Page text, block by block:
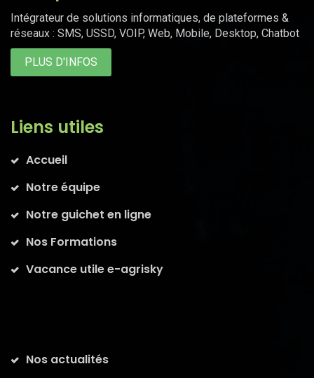
Intégrateur de solutions informatiques, de plateformes &
réseaux : SMS, USSD, VOIP, Web, Mobile, Desktop, Chatbot
PLUS D'INFOS
Liens utiles
Accueil
Notre équipe
Notre guichet en ligne
Nos Formations
Vacance utile e-agrisky
Nos actualités